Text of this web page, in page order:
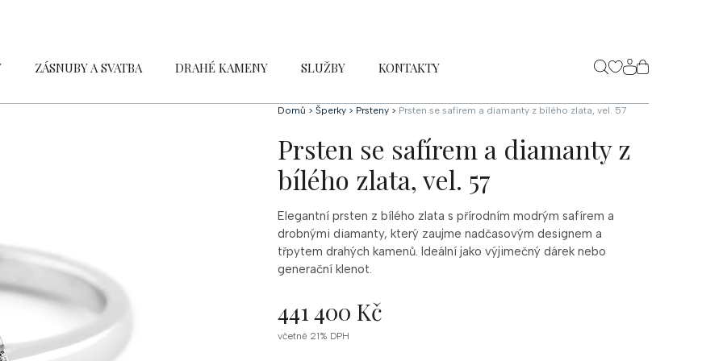
ZÁSNUBY A SVATBA DRAHÉ KAMENY SLUŽBY KONTAKTY
NÁKUPNÍ
KOŠÍK
Domů > Šperky > Prsteny > Prsten se safírem a diamanty z bílého zlata, vel. 57
Prsten se safírem a diamanty z
bílého zlata, vel. 57
Elegantní prsten z bílého zlata s přírodním modrým safírem a
drobnými diamanty, který zaujme nadčasovým designem a
třpytem drahých kamenů. Ideální jako výjimečný dárek nebo
generační klenot.
441 400 Kč
Měrná
včetně 21% DPH